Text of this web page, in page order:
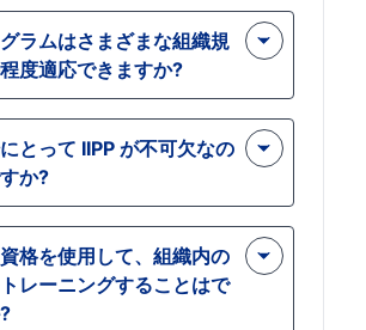
の間、 コース 主に連邦
イドラインに焦点を当ててい
IIPP を州固有の安全規制に合
括的なコンプライアンスを確
法についての洞察も提供しま
ラムはさまざまな組織規
度適応できますか?
えられる原則 トレーニング
優れているため、中小企業と
両方に適しています。戦略
の規模に関係なく、職場の特
ズを満たすように調整できま
とって IIPP が不可欠なの
か?
怪我や病気につながる前に職
に積極的に対処するための重
ルです。これ トレーニングコ
的な予防プログラムを構築し
格を使用して、組織内の
レーニングすることはで